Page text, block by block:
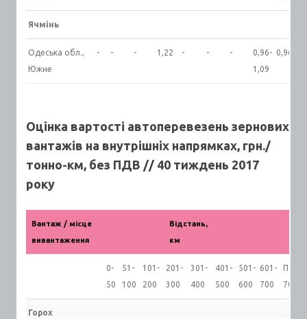
Ячмінь
Одеська обл.,
Южне
- - - 1,22 - - -
0,96-
1,09
0,96
Оцінка вартості автоперевезень зернових
вантажів на внутрішніх напрямках, грн./
тонно-км, без ПДВ // 40 тиждень 2017
року
Вантаж / місце
вивантаження
Відстань,
км
0-
50
51-
100
101-
200
201-
300
301-
400
401-
500
501-
600
601-
700
700
Горох